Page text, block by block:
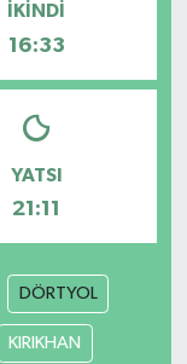
İKINDI
16:33
YATSI
21:11
DÖRTYOL
KIRIKHAN